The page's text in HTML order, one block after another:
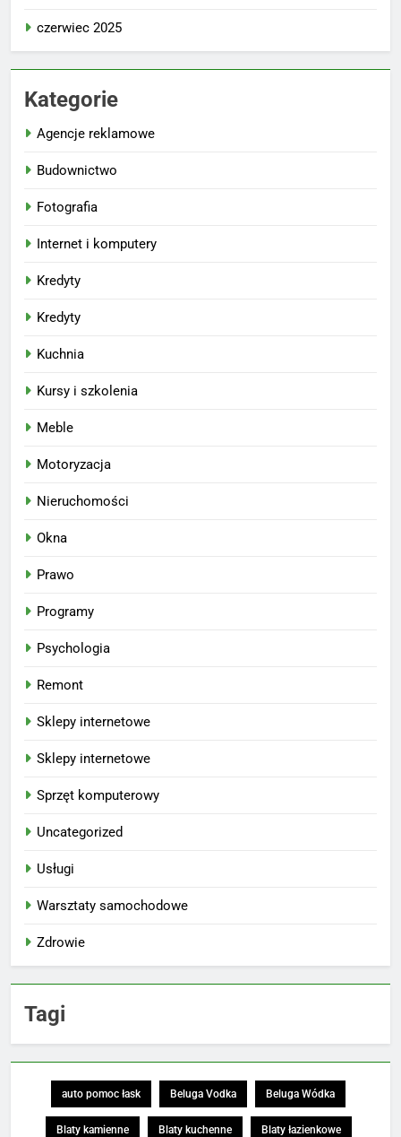
czerwiec 2025
Kategorie
Agencje reklamowe
Budownictwo
Fotografia
Internet i komputery
Kredyty
Kredyty
Kuchnia
Kursy i szkolenia
Meble
Motoryzacja
Nieruchomości
Okna
Prawo
Programy
Psychologia
Remont
Sklepy internetowe
Sklepy internetowe
Sprzęt komputerowy
Uncategorized
Usługi
Warsztaty samochodowe
Zdrowie
Tagi
auto pomoc łask Beluga Vodka Beluga Wódka
Blaty kamienne Blaty kuchenne Blaty łazienkowe